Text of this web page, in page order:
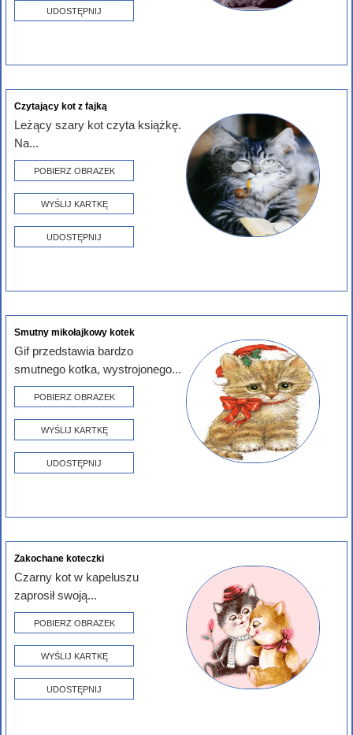
UDOSTĘPNIJ
Czytający kot z fajką
Leżący szary kot czyta książkę.
Na...
POBIERZ OBRAZEK
WYŚLIJ KARTKĘ
UDOSTĘPNIJ
Smutny mikołajkowy kotek
Gif przedstawia bardzo
smutnego kotka, wystrojonego...
POBIERZ OBRAZEK
WYŚLIJ KARTKĘ
UDOSTĘPNIJ
Zakochane koteczki
Czarny kot w kapeluszu
zaprosił swoją...
POBIERZ OBRAZEK
WYŚLIJ KARTKĘ
UDOSTĘPNIJ